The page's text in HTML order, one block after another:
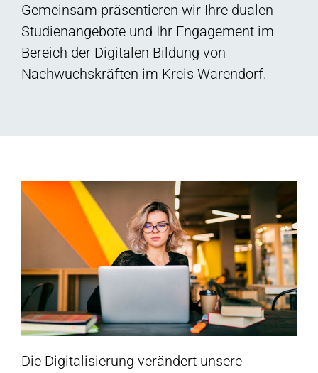
Gemeinsam präsentieren wir Ihre dualen
Studienangebote und Ihr Engagement im
Bereich der Digitalen Bildung von
Nachwuchskräften im Kreis Warendorf.
Die Digitalisierung verändert unsere